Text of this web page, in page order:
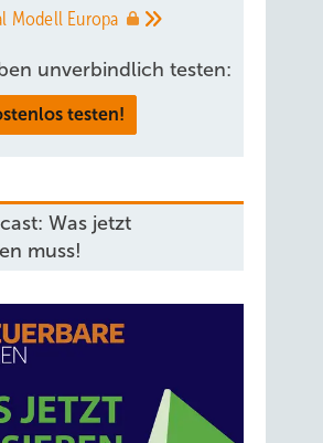
Modell Europa
unverbindlich testen:
testen!
Was jetzt
muss!